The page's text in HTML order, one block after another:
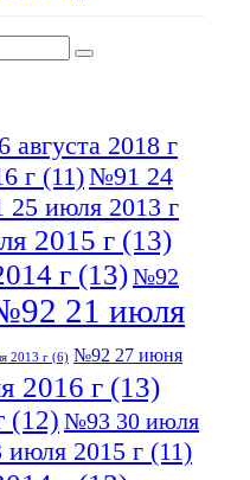
2018 г
г (11)№91 24
июля 2013 г
2015 г (13)
г (13)№92
21 июля
2013 г (6) №92 27 июня
2016 г (13)
(12) №93 30 июля
2015 г (11)